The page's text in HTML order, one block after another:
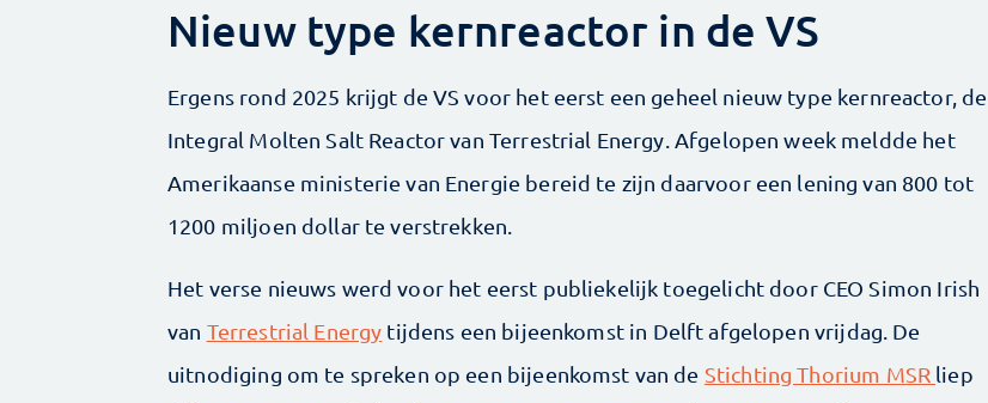
Nieuw type kernreactor in de VS
Ergens rond 2025 krijgt de VS voor het eerst een geheel nieuw type kernreactor, de
Integral Molten Salt Reactor van Terrestrial Energy. Afgelopen week meldde het
Amerikaanse ministerie van Energie bereid te zijn daarvoor een lening van 800 tot
1200 miljoen dollar te verstrekken.
Het verse nieuws werd voor het eerst publiekelijk toegelicht door CEO Simon Irish
van Terrestrial Energy tijdens een bijeenkomst in Delft afgelopen vrijdag. De
uitnodiging om te spreken op een bijeenkomst van de Stichting Thorium MSR liep